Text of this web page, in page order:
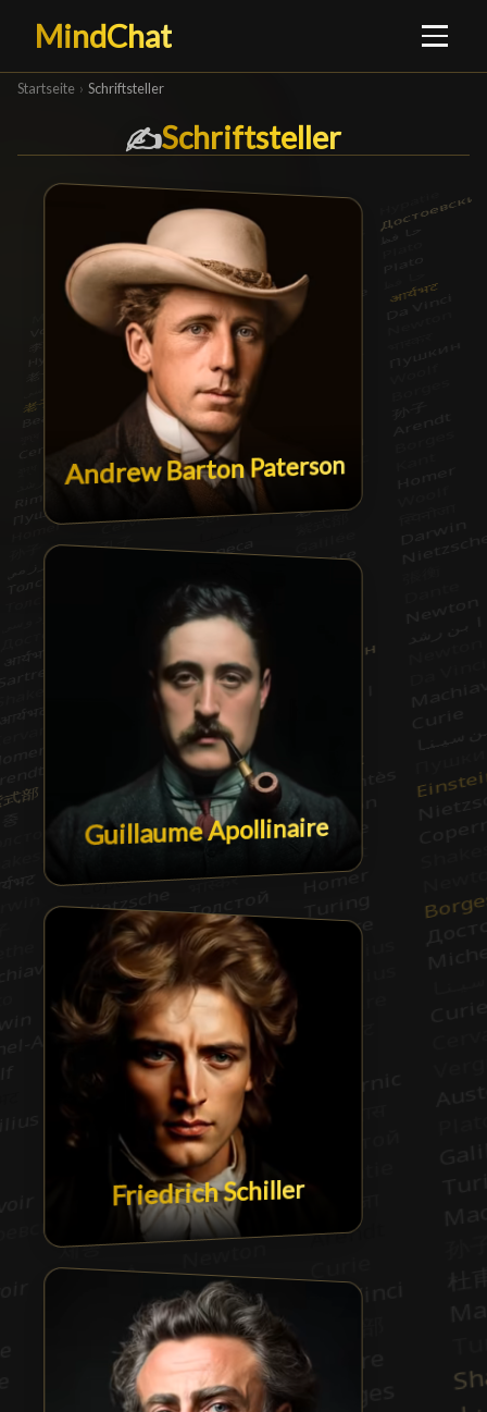
MindChat
Startseite › Schriftsteller
✍️Schriftsteller
Schriftsteller█
Andrew Barton Paterson
Guillaume Apollinaire
Friedrich Schiller